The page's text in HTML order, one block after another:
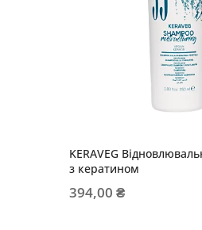
KERAVEG
з кератином
394,00 ₴